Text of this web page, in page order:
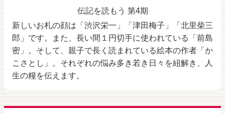
新しいお札の顔は「渋沢栄一」「津田梅子」「北里柴三
郎」です。また、長い間１円切手に使われている「前島
密」。そして、親子で長く読まれている絵本の作者「か
こさとし」。それぞれの悩み多き若き日々を紐解き、人
生の糧を伝えます。
伝記を読もう 第4期